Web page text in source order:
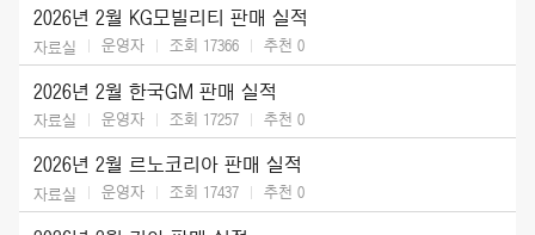
2026년 2월 KG모빌리티 판매 실적
자료실 운영자 조회 17366 추천 0
2026년 2월 한국GM 판매 실적
자료실 운영자 조회 17257 추천 0
2026년 2월 르노코리아 판매 실적
자료실 운영자 조회 17437 추천 0